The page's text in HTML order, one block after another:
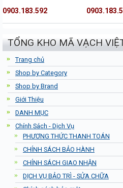
0903.183.592
TỔNG KHO MÃ VẠCH
Trang chủ
Shop by Category
Shop by Brand
Giới Thiệu
DANH MỤC
Chính Sách - Dịch Vụ
PHƯƠNG THỨC THANH TOÁN
CHÍNH SÁCH BẢO HÀNH
CHÍNH SÁCH GIAO NHẬN
DỊCH VỤ BẢO TRÌ - SỬA CHỮA